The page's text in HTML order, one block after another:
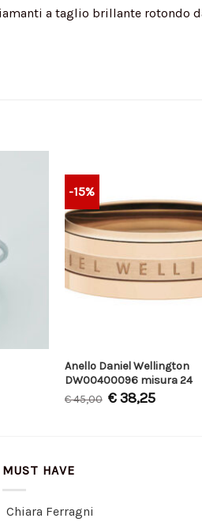
a taglio brillante rotondo
-15%
Anello Daniel Wellington
DW00400096 misura 24
€45,00 €38,25
MUST HAVE
Chiara Ferragni